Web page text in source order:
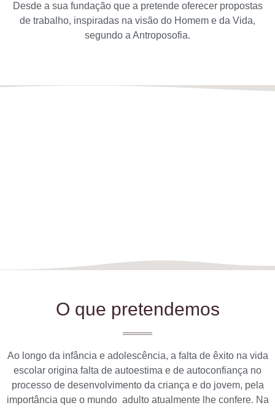
Desde a sua fundação que a pretende oferecer propostas
de trabalho, inspiradas na visão do Homem e da Vida,
segundo a Antroposofia.
O que pretendemos
Ao longo da infância e adolescência, a falta de êxito na vida
escolar origina falta de autoestima e de autoconfiança no
processo de desenvolvimento da criança e do jovem, pela
importância que o mundo adulto atualmente lhe confere. Na